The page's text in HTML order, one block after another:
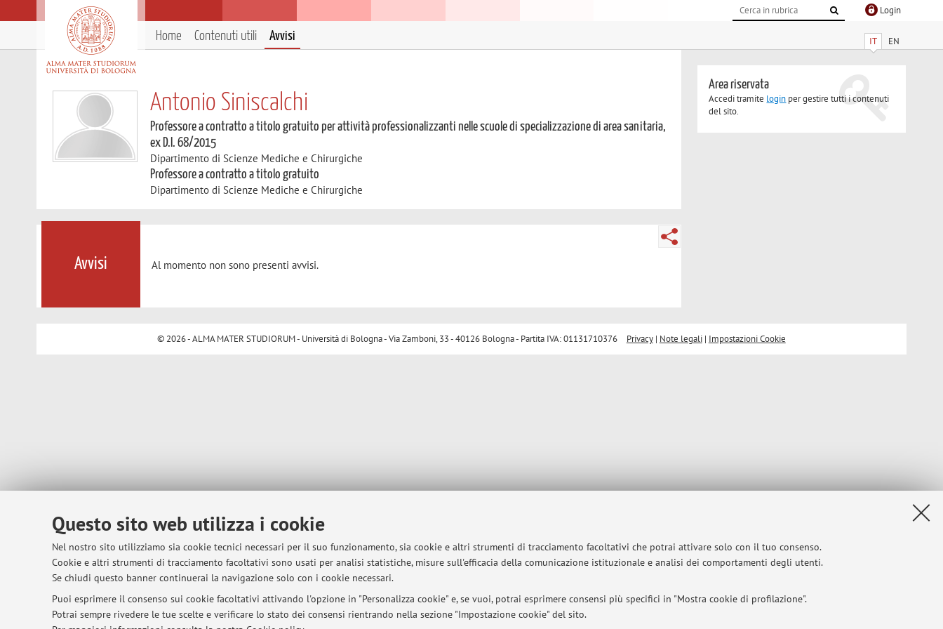
Questo sito web utilizza i cookie
Nel nostro sito utilizziamo sia cookie tecnici necessari per il suo funzionamento, sia cookie e altri strumenti di tracciamento facoltativi che potrai attivare solo con il tuo consenso.
Cookie e altri strumenti di tracciamento facoltativi sono usati per analisi statistiche, misure sull'efficacia della comunicazione istituzionale e analisi dei comportamenti degli utenti.
Se chiudi questo banner continuerai la navigazione solo con i cookie necessari.
Puoi esprimere il consenso sui cookie facoltativi attivando l'opzione in "Personalizza cookie" e, se vuoi, potrai esprimere consensi più specifici in "Mostra cookie di profilazione".
Potrai sempre rivedere le tue scelte e verificare lo stato dei consensi rientrando nella sezione "Impostazione cookie" del sito.
Login
IT EN
Home Contenuti utili Avvisi
Antonio Siniscalchi
Professore a contratto a titolo gratuito per attività professionalizzanti nelle scuole di specializzazione di area sanitaria,
ex D.I. 68/2015
Dipartimento di Scienze Mediche e Chirurgiche
Professore a contratto a titolo gratuito
Dipartimento di Scienze Mediche e Chirurgiche
Avvisi Al momento non sono presenti avvisi.
Area riservata
Accedi tramite login per gestire tutti i contenuti
del sito.
© 2026 - ALMA MATER STUDIORUM - Università di Bologna - Via Zamboni, 33 - 40126 Bologna - Partita IVA: 01131710376 Privacy| Note legali| Impostazioni Cookie